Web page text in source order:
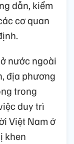
dẫn, kiểm
cơ quan
nước ngoài
địa phương
trong
duy trì
Việt Nam ở
khen